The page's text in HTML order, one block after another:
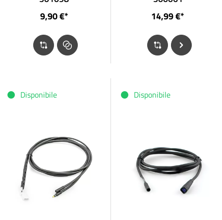
9,90 €*
14,99 €*
Disponibile Disponibile